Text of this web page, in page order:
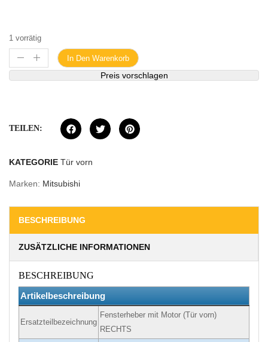
1 vorrätig
In Den Warenkorb
Preis vorschlagen
TEILEN:
KATEGORIE Tür vorn
Marken: Mitsubishi
BESCHREIBUNG
ZUSÄTZLICHE INFORMATIONEN
BESCHREIBUNG
Artikelbeschreibung
Ersatzteilbezeichnung
Fensterheber mit Motor (Tür vorn)
RECHTS